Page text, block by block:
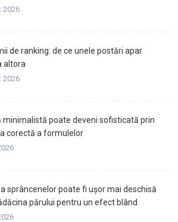
2026
de ranking: de ce unele postări apar
altora
2026
minimalistă poate deveni sofisticată prin
corectă a formulelor
sprâncenelor poate fi ușor mai deschisă
părului pentru un efect blând